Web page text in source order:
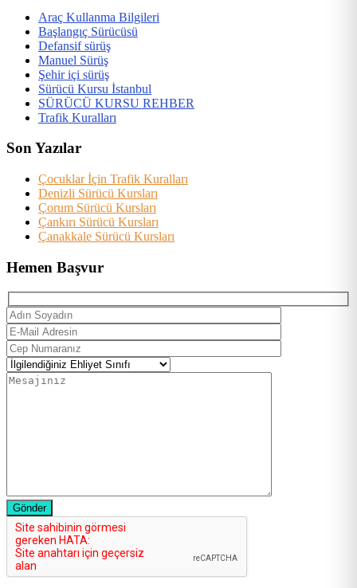
Araç Kullanma Bilgileri
Başlangıç Sürücüsü
Defansif sürüş
Manuel Sürüş
Şehir içi sürüş
Sürücü Kursu İstanbul
SÜRÜCÜ KURSU REHBER
Trafik Kuralları
Son Yazılar
Çocuklar İçin Trafik Kuralları
Denizli Sürücü Kursları
Çorum Sürücü Kursları
Çankırı Sürücü Kursları
Çanakkale Sürücü Kursları
Hemen Başvur
Gönder